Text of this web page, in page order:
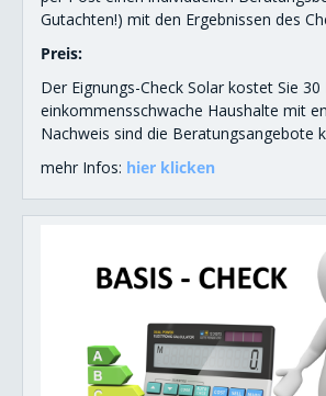
Gutachten!) mit den Ergebnissen des
Preis:
Der Eignungs-Check Solar kostet Sie 30
einkommensschwache Haushalte mit
Nachweis sind die Beratungsangebote
mehr Infos: hier klicken